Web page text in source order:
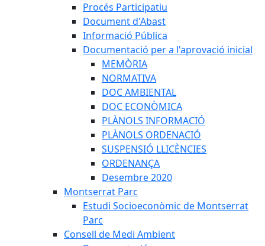
Procés Participatiu
Document d'Abast
Informació Pública
Documentació per a l'aprovació inicial
MEMÒRIA
NORMATIVA
DOC AMBIENTAL
DOC ECONÒMICA
PLÀNOLS INFORMACIÓ
PLÀNOLS ORDENACIÓ
SUSPENSIÓ LLICÈNCIES
ORDENANÇA
Desembre 2020
Montserrat Parc
Estudi Socioeconòmic de Montserrat
Parc
Consell de Medi Ambient